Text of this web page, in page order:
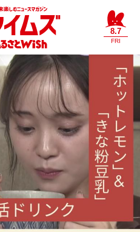
8.7
FRI